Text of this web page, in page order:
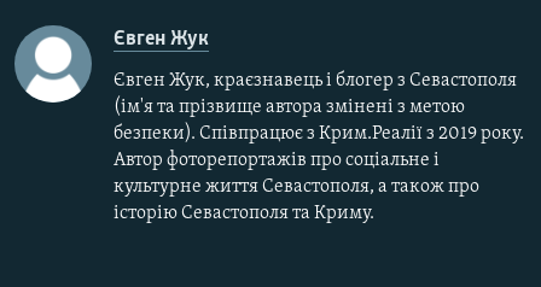
Євген Жук
Євген Жук, краєзнавець і блогер з Севастополя
(ім'я та прізвище автора змінені з метою
безпеки). Співпрацює з Крим.Реалії з 2019 року.
Автор фоторепортажів про соціальне і
культурне життя Севастополя, а також про
історію Севастополя та Криму.